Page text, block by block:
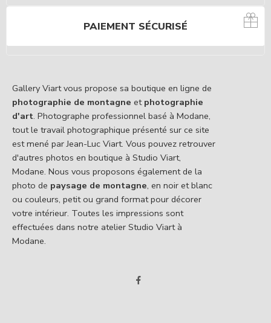
PAIEMENT SÉCURISÉ
Gallery Viart vous propose sa boutique en ligne de
photographie de montagne et photographie
d'art. Photographe professionnel basé à Modane,
tout le travail photographique présenté sur ce site
est mené par Jean-Luc Viart. Vous pouvez retrouver
d'autres photos en boutique à Studio Viart,
Modane. Nous vous proposons également de la
photo de paysage de montagne, en noir et blanc
ou couleurs, petit ou grand format pour décorer
votre intérieur. Toutes les impressions sont
effectuées dans notre atelier Studio Viart à
Modane.